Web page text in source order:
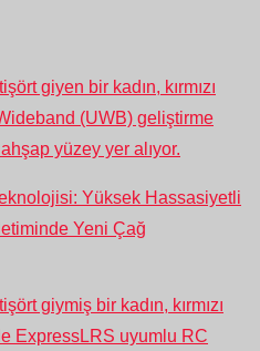
Yüksek Hassasiyetli
Yeni Çağ